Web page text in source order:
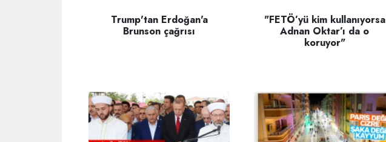
Trump'tan Erdoğan'a
Brunson çağrısı
"FETÖ’yü kim kullanıyorsa
Adnan Oktar’ı da o
koruyor"